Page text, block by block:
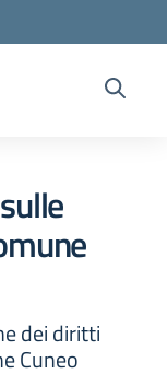
dei diritti
Cuneo